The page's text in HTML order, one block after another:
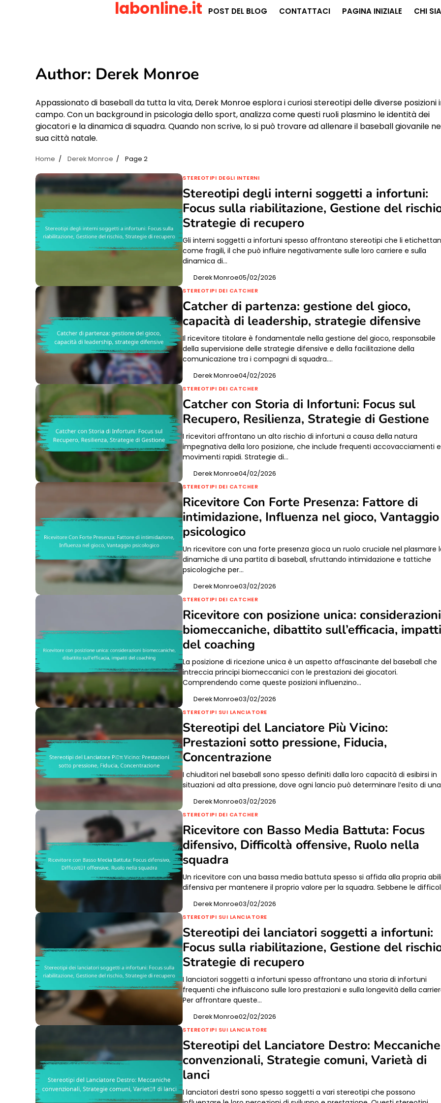
labonline.it POST DEL BLOG CONTATTACI PAGINA INIZIALE CHI
Author: Derek Monroe
Appassionato di baseball da tutta la vita, Derek Monroe esplora i curiosi stereotipi delle diverse posizioni
campo. Con un background in psicologia dello sport, analizza come questi ruoli plasmino le identità dei
giocatori e la dinamica di squadra. Quando non scrive, lo si può trovare ad allenare il baseball giovanile
sua città natale.
Home Derek Monroe Page 2
STEREOTIPI DEGLI INTERNI
Stereotipi degli interni soggetti a infortuni:
Focus sulla riabilitazione, Gestione del
Strategie di recupero
Gli interni soggetti a infortuni spesso affrontano stereotipi che li
come fragili, il che può influire negativamente sulle loro carriere e sulla
dinamica di…
Derek Monroe05/02/2026
STEREOTIPI DEI CATCHER
Catcher di partenza: gestione del gioco,
capacità di leadership, strategie difensive
Il ricevitore titolare è fondamentale nella gestione del gioco, responsabile
della supervisione delle strategie difensive e della facilitazione della
comunicazione tra i compagni di squadra.…
Derek Monroe04/02/2026
STEREOTIPI DEI CATCHER
Catcher con Storia di Infortuni: Focus sul
Recupero, Resilienza, Strategie di Gestione
I ricevitori affrontano un alto rischio di infortuni a causa della natura
impegnativa della loro posizione, che include frequenti accovacciamenti e
movimenti rapidi. Strategie di…
Derek Monroe04/02/2026
STEREOTIPI DEI CATCHER
Ricevitore Con Forte Presenza: Fattore di
intimidazione, Influenza nel gioco, Vantaggio
psicologico
Un ricevitore con una forte presenza gioca un ruolo cruciale nel plasmare
dinamiche di una partita di baseball, sfruttando intimidazione e tattiche
psicologiche per…
Derek Monroe03/02/2026
STEREOTIPI DEI CATCHER
Ricevitore con posizione unica: considerazioni
biomeccaniche, dibattito sull’efficacia, impatti
del coaching
La posizione di ricezione unica è un aspetto affascinante del baseball che
intreccia principi biomeccanici con le prestazioni dei giocatori.
Comprendendo come queste posizioni influenzino…
Derek Monroe03/02/2026
STEREOTIPI SUI LANCIATORE
Stereotipi del Lanciatore Più Vicino:
Prestazioni sotto pressione, Fiducia,
Concentrazione
I chiuditori nel baseball sono spesso definiti dalla loro capacità di esibirsi in
situazioni ad alta pressione, dove ogni lancio può determinare l’esito di
Derek Monroe03/02/2026
STEREOTIPI DEI CATCHER
Ricevitore con Basso Media Battuta: Focus
difensivo, Difficoltà offensive, Ruolo nella
squadra
Un ricevitore con una bassa media battuta spesso si affida alla propria
difensiva per mantenere il proprio valore per la squadra. Sebbene le
Derek Monroe03/02/2026
STEREOTIPI SUI LANCIATORE
Stereotipi dei lanciatori soggetti a infortuni:
Focus sulla riabilitazione, Gestione del
Strategie di recupero
I lanciatori soggetti a infortuni spesso affrontano una storia di infortuni
frequenti che influiscono sulle loro prestazioni e sulla longevità della
Per affrontare queste…
Derek Monroe02/02/2026
STEREOTIPI SUI LANCIATORE
Stereotipi del Lanciatore Destro: Meccaniche
convenzionali, Strategie comuni, Varietà di
lanci
I lanciatori destri sono spesso soggetti a vari stereotipi che possono